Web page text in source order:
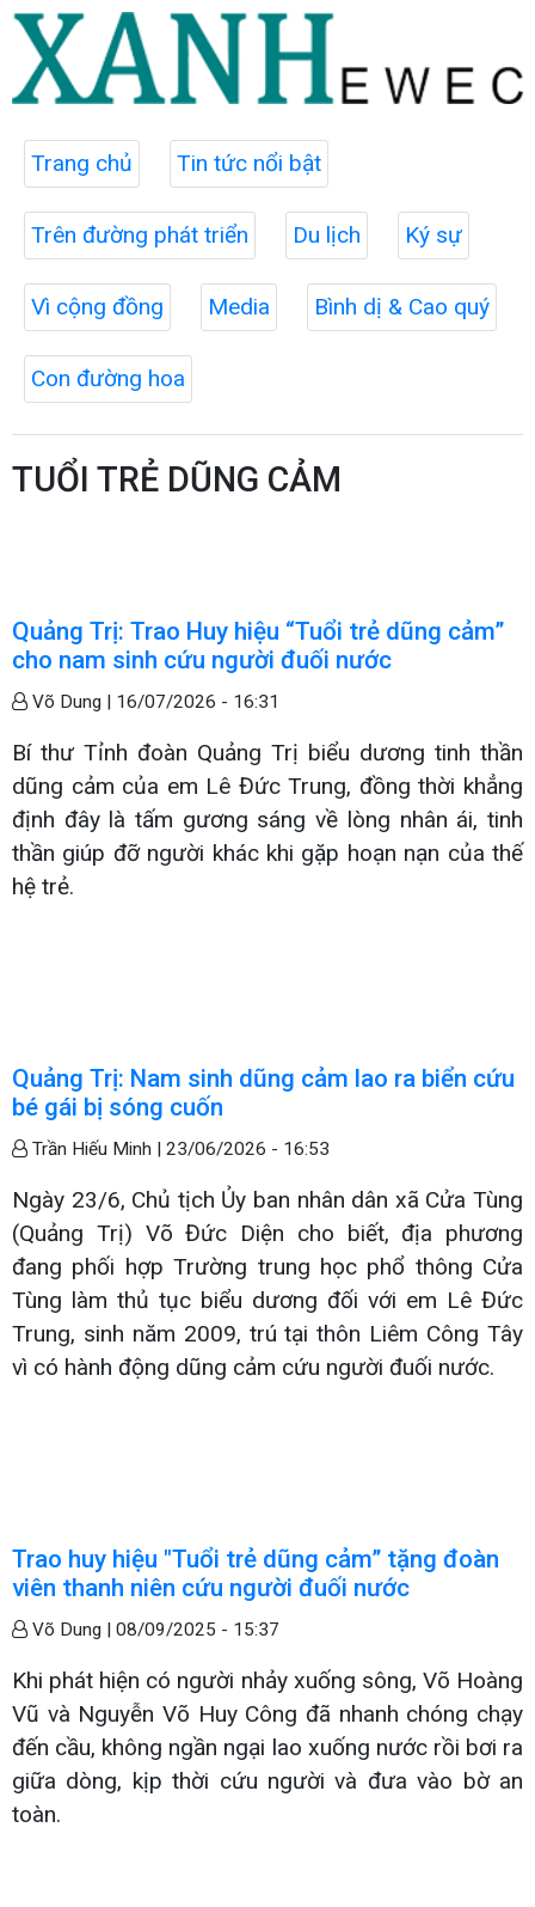
Trang chủ Tin tức nổi bật
Trên đường phát triển Du lịch Ký sự
Vì cộng đồng Media Bình dị & Cao quý
Con đường hoa
TUỔI TRẺ DŨNG CẢM
Quảng Trị: Trao Huy hiệu “Tuổi trẻ dũng cảm”
cho nam sinh cứu người đuối nước
Võ Dung | 16/07/2026 - 16:31
Bí thư Tỉnh đoàn Quảng Trị biểu dương tinh thần
dũng cảm của em Lê Đức Trung, đồng thời khẳng
định đây là tấm gương sáng về lòng nhân ái, tinh
thần giúp đỡ người khác khi gặp hoạn nạn của thế
hệ trẻ.
Quảng Trị: Nam sinh dũng cảm lao ra biển cứu
bé gái bị sóng cuốn
Trần Hiếu Minh | 23/06/2026 - 16:53
Ngày 23/6, Chủ tịch Ủy ban nhân dân xã Cửa Tùng
(Quảng Trị) Võ Đức Diện cho biết, địa phương
đang phối hợp Trường trung học phổ thông Cửa
Tùng làm thủ tục biểu dương đối với em Lê Đức
Trung, sinh năm 2009, trú tại thôn Liêm Công Tây
vì có hành động dũng cảm cứu người đuối nước.
Trao huy hiệu "Tuổi trẻ dũng cảm” tặng đoàn
viên thanh niên cứu người đuối nước
Võ Dung | 08/09/2025 - 15:37
Khi phát hiện có người nhảy xuống sông, Võ Hoàng
Vũ và Nguyễn Võ Huy Công đã nhanh chóng chạy
đến cầu, không ngần ngại lao xuống nước rồi bơi ra
giữa dòng, kịp thời cứu người và đưa vào bờ an
toàn.